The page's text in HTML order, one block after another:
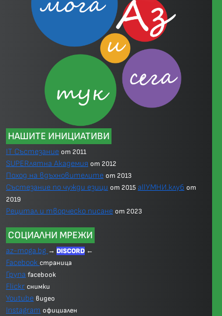
НАШИТЕ ИНИЦИАТИВИ
IT Състезание от 2011
SUPERлятна Академия от 2012
Поход на вдъхновителите от 2013
Състезание по чужди езици от 2015 allУМНИ.клуб от
2019
Рецитал и творческо писане от 2023
СОЦИАЛНИ МРЕЖИ
az-moga.bg → DISCORD ←
Facebook страница
Група facebook
Flickr снимки
Youtube видео
Instagram официален